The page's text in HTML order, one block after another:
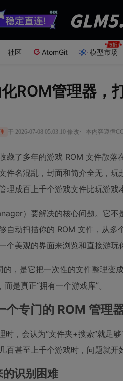
社区 AtomGit 模型市场
ROM管理器，
于 2026-07-08 05:03:10 修改 · 本内容遵循
藏了多年的游戏 ROM 文件散
件名混乱，封面和简介全无，
理成百上千个游戏文件比玩游戏
）要解决的核心问题。它
动扫描你的 ROM 文件，从多
个美观的界面来浏览和直接游玩
，是它把一次性的文件整理变
是真正“拥有一个游戏库”。
个专门的 ROM 管理
时，会认为“文件夹+搜索”就足
百甚至上千个游戏时，问题就开
的识别困难